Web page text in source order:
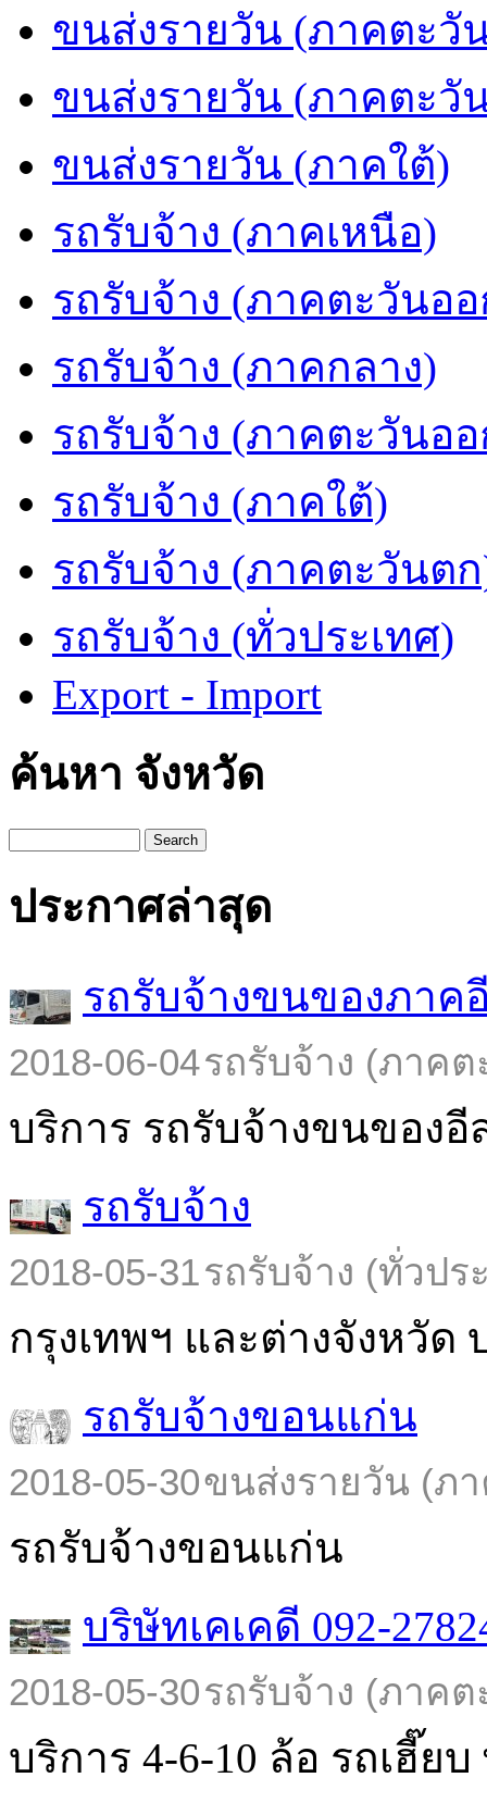
ขนส่งรายวัน (ภาคตะวั
ขนส่งรายวัน (ภาคตะวั
ขนส่งรายวัน (ภาคใต้)
รถรับจ้าง (ภาคเหนือ)
รถรับจ้าง (ภาคตะวันออ
รถรับจ้าง (ภาคกลาง)
รถรับจ้าง (ภาคตะวันอ
รถรับจ้าง (ภาคใต้)
รถรับจ้าง (ภาคตะวันต
รถรับจ้าง (ทั่วประเทศ)
Export - Import
ค้นหา จังหวัด
Search
ประกาศล่าสุด
รถรับจ้างขนของภาค
2018-06-04รถรับจ้าง (ภาคต
บริการ รถรับจ้างขนของ
รถรับจ้าง
2018-05-31รถรับจ้าง (ทั่วปร
กรุงเทพฯ และต่างจังหวัด
รถรับจ้างขอนแก่น
2018-05-30ขนส่งรายวัน (ภ
รถรับจ้างขอนแก่น
บริษัทเคเคดี 092-
2018-05-30รถรับจ้าง (ภาคต
บริการ 4-6-10 ล้อ รถเฮี๊ยบ